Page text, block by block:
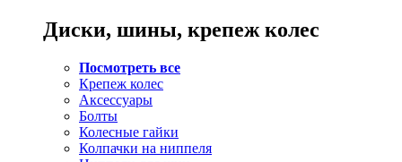
Диски, шины, крепеж колес
Посмотреть все
Крепеж колес
Аксессуары
Болты
Колесные гайки
Колпачки на ниппеля